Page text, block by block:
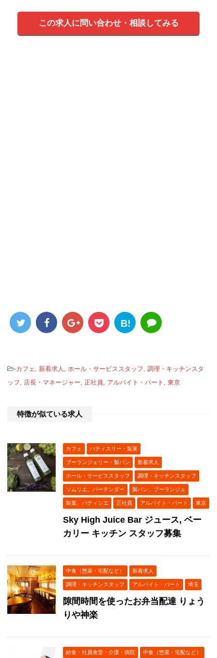
この求人に問い合わせ・相談してみる
B!
-カフェ , 新着求人 , ホール・サービススタッフ, 調理・キッチンスタ
ッフ, 店長・マネージャー, 正社員 , アルバイト・パート , 東京
特徴が似ている求人
カフェ パティスリー・製菓
ブーランジェリー・製パン 新着求人
ホール・サービススタッフ 調理・キッチンスタッフ
ソムリエ、バーテンダー 製パン、ブーランジェ
製菓、パティシエ 正社員 アルバイト・パート 東京
Sky High Juice Bar ジュース, ベー
カリー キッチン スタッフ募集
中食（惣菜・宅配など） 新着求人
調理・キッチンスタッフ アルバイト・パート 埼玉
隙間時間を使ったお弁当配達 りょう
りや神楽
給食・社員食堂・介護・病院 中食（惣菜・宅配など）